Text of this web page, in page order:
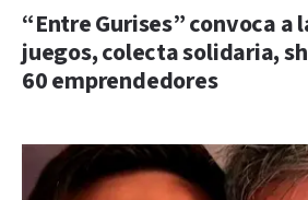
“Entre Gurises” convoca a
juegos, colecta solidaria,
60 emprendedores